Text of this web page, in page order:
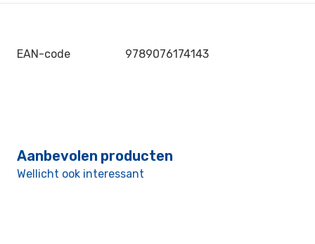
EAN-code 9789076174143
Aanbevolen producten
Wellicht ook interessant